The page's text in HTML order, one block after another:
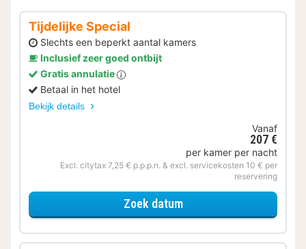
Tijdelijke Special
Slechts een beperkt aantal kamers
Inclusief zeer goed ontbijt
Gratis annulatie
Betaal in het hotel
Bekijk details
Vanaf
207 €
per kamer per nacht
Excl. citytax 7,25 € p.p.p.n. & excl. servicekosten 10 € per
reservering
Zoek datumvoor Tijdelijke Special